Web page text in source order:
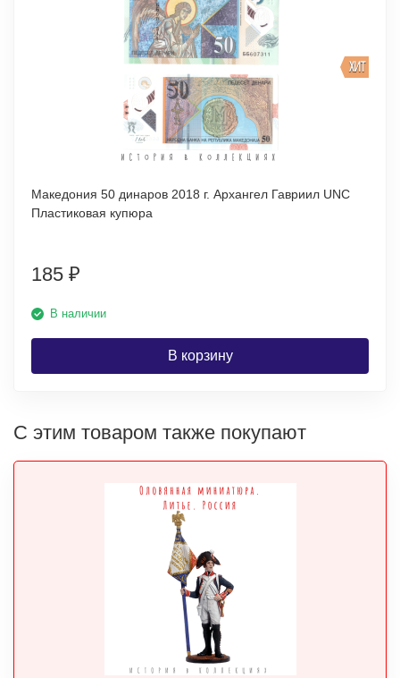
ХИТ
Македония 50 динаров 2018 г. Архангел Гавриил UNC
Пластиковая купюра
185 ₽
В наличии
В корзину
С этим товаром также покупают